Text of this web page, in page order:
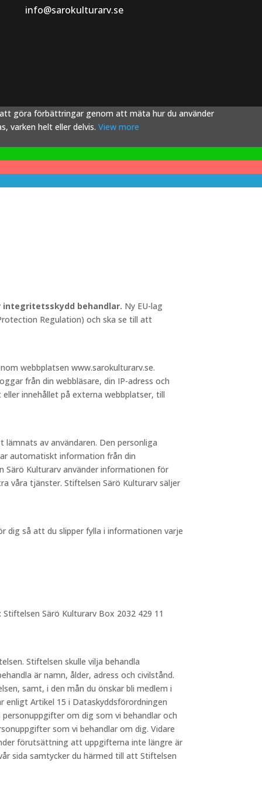
info@sarokulturarv.se
att göra förbättringar genom att mäta hur du använder
varken helt eller delvis. View more
behandlar. Ny EU-lag
Regulation) och ska se till att
webbplatsen www.sarokulturarv.se.
från din webbläsare, din IP-adress och
innehållet på externa webbplatser, till
av användaren. Den personliga
automatiskt information från din
Särö Kulturarv använder informationen för
våra tjänster. Stiftelsen Särö Kulturarv säljer
dig så att du slipper fylla i informationen varje
Särö Kulturarv Box 2032 429 11
Stiftelsen skulle vilja behandla
är namn, ålder, adress och civilstånd.
samt, i den mån du önskar bli medlem i
enligt Artikel 15 i Dataskyddsförordningen
om dig som vi behandlar och
som vi behandlar om dig. Vidare
förutsättning att uppgifterna inte längre är
sida samtycker du härmed till att Stiftelsen